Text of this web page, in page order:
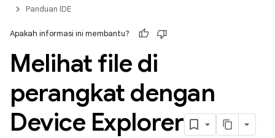
Panduan IDE
Apakah informasi ini membantu?
Melihat file di
perangkat dengan
Device Explorer